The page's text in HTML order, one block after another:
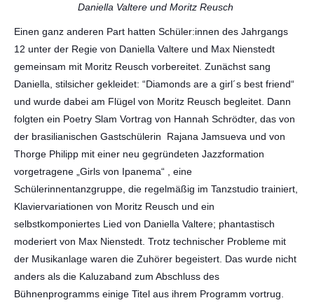
Daniella Valtere und Moritz Reusch
Einen ganz anderen Part hatten Schüler:innen des Jahrgangs
12 unter der Regie von Daniella Valtere und Max Nienstedt
gemeinsam mit Moritz Reusch vorbereitet. Zunächst sang
Daniella, stilsicher gekleidet: “Diamonds are a girl´s best friend“
und wurde dabei am Flügel von Moritz Reusch begleitet. Dann
folgten ein Poetry Slam Vortrag von Hannah Schrödter, das von
der brasilianischen Gastschülerin Rajana Jamsueva und von
Thorge Philipp mit einer neu gegründeten Jazzformation
vorgetragene „Girls von Ipanema“ , eine
Schülerinnentanzgruppe, die regelmäßig im Tanzstudio trainiert,
Klaviervariationen von Moritz Reusch und ein
selbstkomponiertes Lied von Daniella Valtere; phantastisch
moderiert von Max Nienstedt. Trotz technischer Probleme mit
der Musikanlage waren die Zuhörer begeistert. Das wurde nicht
anders als die Kaluzaband zum Abschluss des
Bühnenprogramms einige Titel aus ihrem Programm vortrug.